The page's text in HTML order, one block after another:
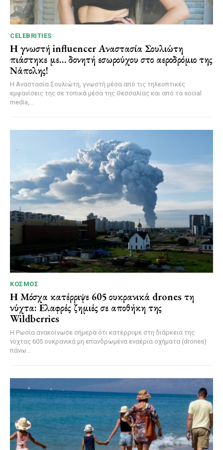
CELEBRITIES
Η γνωστή influencer Αναστασία Σουλιώτη
πιάστηκε με… δονητή εσωρούχου στο αεροδρόμιο της
Νάπολης!
Η Αναστασία Σουλιώτη, γνωστή μέσα από τις τηλεοπτικές
εμφανίσεις της σε τοπικά μέσα της Θεσσαλίας και από τα social
media,...
ΚΌΣΜΟΣ
Η Μόσχα κατέρριψε 605 ουκρανικά drones τη
νύχτα: Ελαφρές ζημιές σε αποθήκη της
Wildberries
Η Ρωσία ανακοίνωσε σήμερα ότι κατέρριψε στη διάρκεια της
νύχτας 605 ουκρανικά μη επανδρωμένα εναέρια οχήματα (drones)
πάνω...